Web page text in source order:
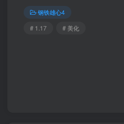
钢铁雄心4
# 1.17
# 美化